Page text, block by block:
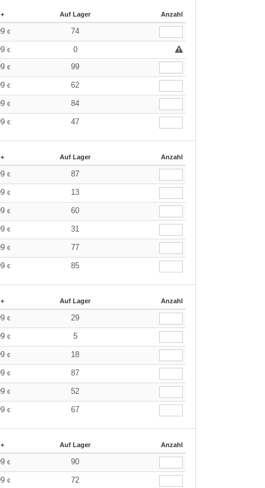
Auf Lager Anzahl
€ 74
€
0
€ 99
€ 62
€ 84
€ 47
Auf Lager Anzahl
€ 87
€ 13
€ 60
€ 31
€ 77
€ 85
Auf Lager Anzahl
€ 29
€ 5
€ 18
€ 87
€ 52
€ 67
Auf Lager Anzahl
€ 90
€ 72